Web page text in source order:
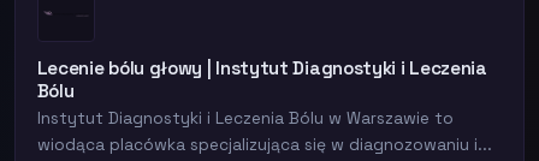
Lecenie bólu głowy | Instytut Diagnostyki i Leczenia
Bólu
Instytut Diagnostyki i Leczenia Bólu w Warszawie to
wiodąca placówka specjalizująca się w diagnozowaniu i...